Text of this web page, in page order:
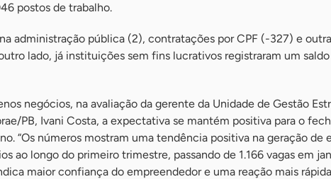
postos de trabalho.
administração pública (2), contratações por CPF (-327) e
lado, já instituições sem fins lucrativos registraram um
negócios, na avaliação da gerente da Unidade de Gestão
PB, Ivani Costa, a expectativa se mantém positiva para o
“Os números mostram uma tendência positiva na geração de
ao longo do primeiro trimestre, passando de 1.166 vagas em
maior confiança do empreendedor e uma reação mais